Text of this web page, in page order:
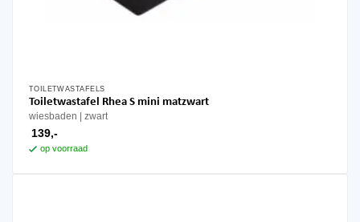
TOILETWASTAFELS
Toiletwastafel Rhea S mini matzwart
wiesbaden zwart
139,-
op voorraad
Dit
product
meerdere